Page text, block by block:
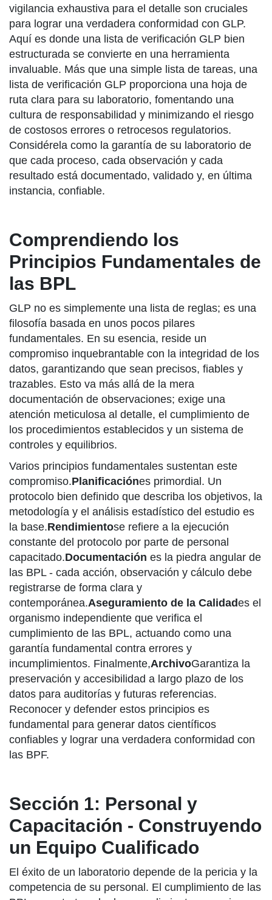
vigilancia exhaustiva para el detalle son cruciales
para lograr una verdadera conformidad con GLP.
Aquí es donde una lista de verificación GLP bien
estructurada se convierte en una herramienta
invaluable. Más que una simple lista de tareas, una
lista de verificación GLP proporciona una hoja de
ruta clara para su laboratorio, fomentando una
cultura de responsabilidad y minimizando el riesgo
de costosos errores o retrocesos regulatorios.
Considérela como la garantía de su laboratorio de
que cada proceso, cada observación y cada
resultado está documentado, validado y, en última
instancia, confiable.
Comprendiendo los
Principios Fundamentales de
las BPL
GLP no es simplemente una lista de reglas; es una
filosofía basada en unos pocos pilares
fundamentales. En su esencia, reside un
compromiso inquebrantable con la integridad de los
datos, garantizando que sean precisos, fiables y
trazables. Esto va más allá de la mera
documentación de observaciones; exige una
atención meticulosa al detalle, el cumplimiento de
los procedimientos establecidos y un sistema de
controles y equilibrios.
Varios principios fundamentales sustentan este
compromiso.Planificaciónes primordial. Un
protocolo bien definido que describa los objetivos, la
metodología y el análisis estadístico del estudio es
la base.Rendimientose refiere a la ejecución
constante del protocolo por parte de personal
capacitado.Documentación es la piedra angular de
las BPL - cada acción, observación y cálculo debe
registrarse de forma clara y
contemporánea.Aseguramiento de la Calidades el
organismo independiente que verifica el
cumplimiento de las BPL, actuando como una
garantía fundamental contra errores y
incumplimientos. Finalmente,ArchivoGarantiza la
preservación y accesibilidad a largo plazo de los
datos para auditorías y futuras referencias.
Reconocer y defender estos principios es
fundamental para generar datos científicos
confiables y lograr una verdadera conformidad con
las BPF.
Sección 1: Personal y
Capacitación - Construyendo
un Equipo Cualificado
El éxito de un laboratorio depende de la pericia y la
competencia de su personal. El cumplimiento de las